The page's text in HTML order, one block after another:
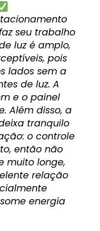
seu trabalho
luz é amplo,
pois
lados sem a
de luz. A
e o painel
Além disso, a
tranquilo
o controle
então não
muito longe,
relação
energia